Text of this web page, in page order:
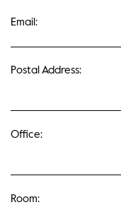
Email:
Postal Address:
Office:
Room: